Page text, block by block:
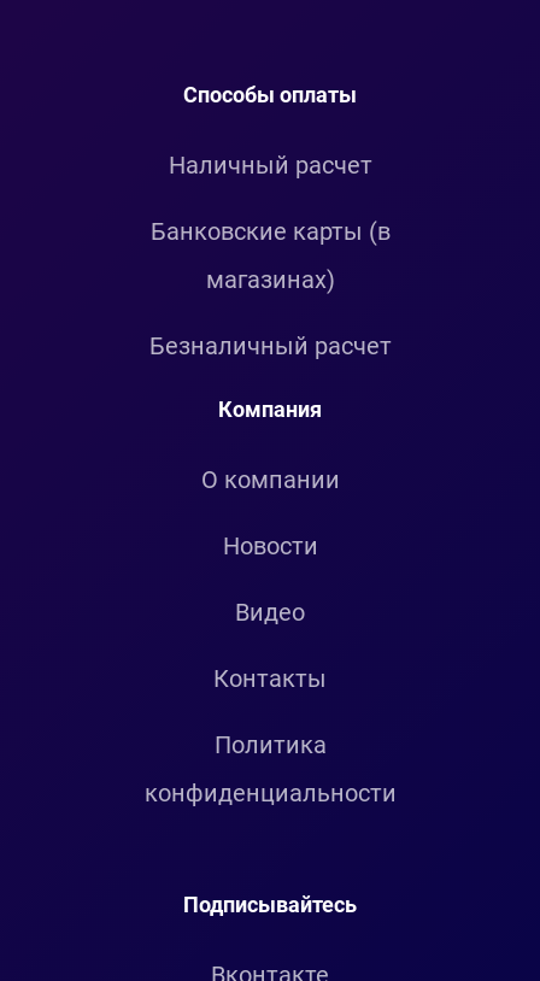
Способы оплаты
Наличный расчет
Банковские карты (в
магазинах)
Безналичный расчет
Компания
О компании
Новости
Видео
Контакты
Политика
конфиденциальности
Подписывайтесь